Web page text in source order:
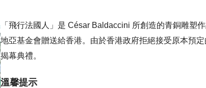
「飛行法國人」是 César Baldaccini 所創造的青銅雕塑
地亞基金會贈送給香港。由於香港政府拒絕接受原本預
揭幕典禮。
溫馨提示